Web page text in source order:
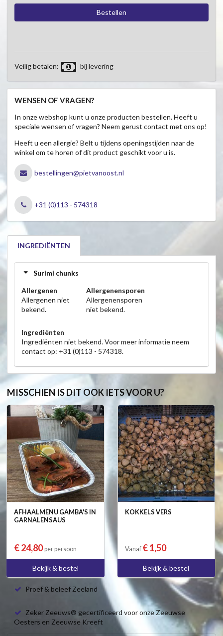
Veilig betalen: bij levering
WENSEN OF VRAGEN?
In onze webshop kunt u onze producten bestellen. Heeft u
speciale wensen of vragen? Neem gerust contact met ons op!
Heeft u een allergie? Belt u tijdens openingstijden naar de
winkel om te horen of dit product geschikt voor u is.
bestellingen@pietvanoost.nl
+31 (0)113 - 574318
INGREDIËNTEN
Surimi chunks
Allergenen
Allergenen niet
bekend.
Allergenensporen
Allergenensporen
niet bekend.
Ingrediënten
Ingrediënten niet bekend. Voor meer informatie neem
contact op: +31 (0)113 - 574318.
MISSCHIEN IS DIT OOK IETS VOOR U?
AFHAALMENU GAMBA'S IN
GARNALENSAUS
€ 24,80per persoon
Bekijk & bestel
KOKKELS VERS
Vanaf € 1,50
Bekijk & bestel
Proef & beleef Zeeland
Zeker Zeeuws® gecertificeerd voor onze Zeeuwse
Oesters en Zeeuwse Kreeft